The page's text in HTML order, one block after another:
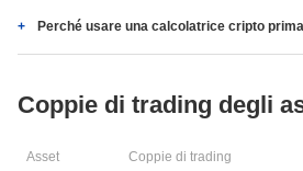
Perché usare una calcolatrice cripto
Coppie di trading degli
Asset Coppie di trading